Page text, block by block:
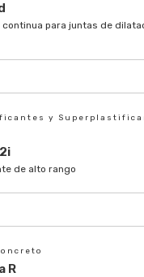
continua para juntas de
y
de alto rango
R